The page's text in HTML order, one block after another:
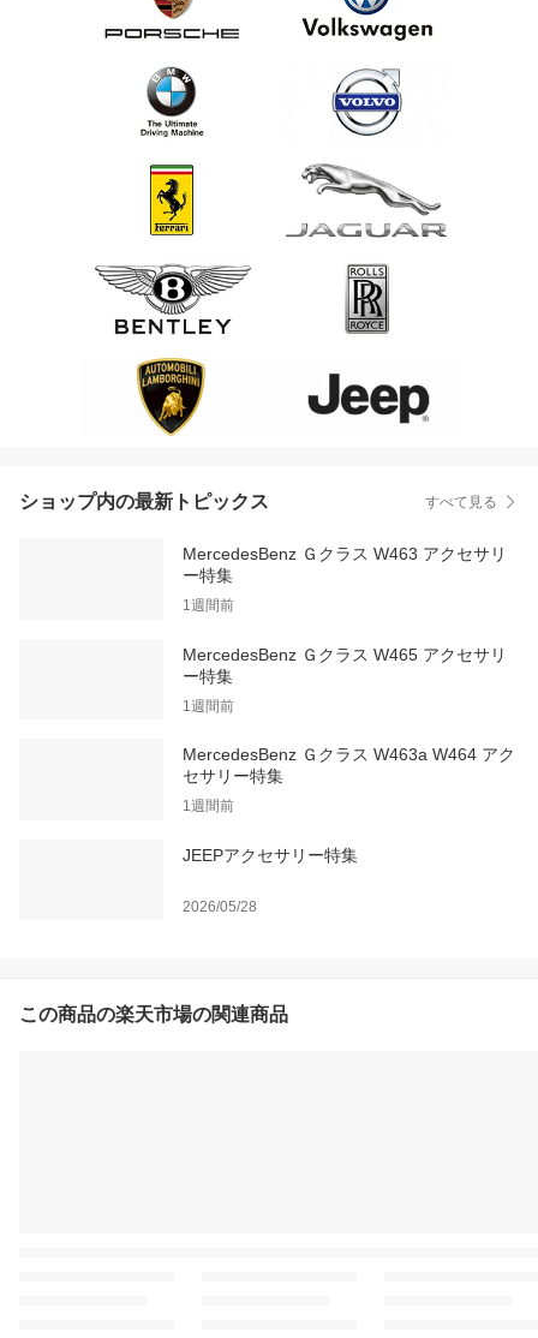
ショップ内の最新トピックス すべて見る
MercedesBenz Ｇクラス W463 アクセサリ
ー特集
1週間前
MercedesBenz Ｇクラス W465 アクセサリ
ー特集
1週間前
MercedesBenz Ｇクラス W463a W464 アク
セサリー特集
1週間前
JEEPアクセサリー特集
2026/05/28
この商品の楽天市場の関連商品